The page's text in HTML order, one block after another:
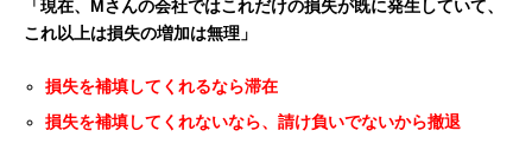
「現在、Mさんの会社ではこれだけの損失が既に発生していて、
これ以上は損失の増加は無理」
損失を補填してくれるなら滞在
損失を補填してくれないなら、請け負いでないから撤退